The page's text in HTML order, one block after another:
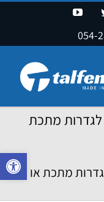
פתח
Twitter
YouTube
054-
לגדרות מתכת
מתכת או